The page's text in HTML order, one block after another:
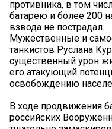
противника, в том
батарею и более 200
взвода не пострадал.
Мужественные и
танкистов Руслана
существенный урон
его атакующий
освобождению
В ходе продвижения
российских